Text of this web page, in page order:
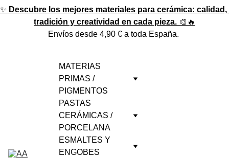
✨ Descubre los mejores materiales para cerámica: calidad,
tradición y creatividad en cada pieza. 🎨🔥
Envíos desde 4,90 € a toda España.
MATERIAS
PRIMAS /
PIGMENTOS
PASTAS
CERÁMICAS /
PORCELANA
ESMALTES Y
ENGOBES